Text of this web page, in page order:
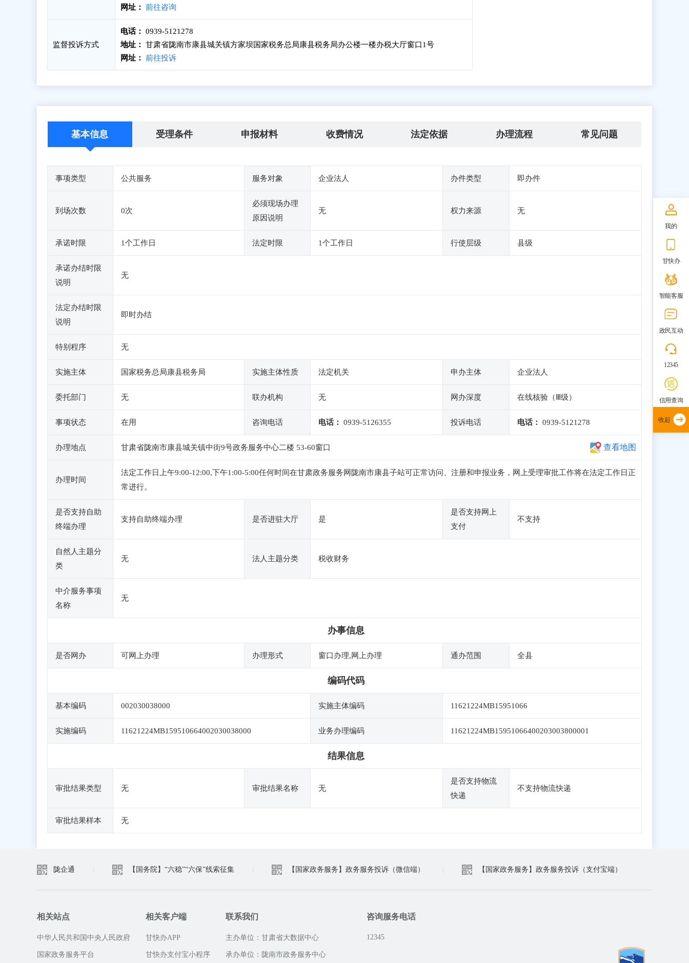
网址：
前往咨询
监督投诉方式
电话：
0939-5121278
地址：
甘肃省陇南市康县城关镇方家坝国家税务总局康县税务局办公楼一楼办税大厅窗口1号
网址：
前往投诉
基本信息 受理条件 申报材料 收费情况 法定依据 办理流程 常见问题
事项类型 公共服务 服务对象 企业法人 办件类型 即办件
到场次数 0次
必须现场办理
原因说明
无 权力来源 无
承诺时限 1个工作日 法定时限 1个工作日 行使层级 县级
承诺办结时限
说明
无
法定办结时限
说明
即时办结
特别程序 无
实施主体 国家税务总局康县税务局 实施主体性质 法定机关 申办主体 企业法人
委托部门 无 联办机构 无 网办深度 在线核验（Ⅲ级）
事项状态 在用 咨询电话 电话： 0939-5126355 投诉电话 电话： 0939-5121278
办理地点 甘肃省陇南市康县城关镇中街9号政务服务中心二楼 53-60窗口 查看地图
办理时间
法定工作日上午9:00-12:00,下午1:00-5:00任何时间在甘肃政务服务网陇南市康县子站可正常访问、注册和申报业务，网上受理审批工作将在法定工作日正
常进行。
是否支持自助
终端办理
支持自助终端办理 是否进驻大厅 是
是否支持网上
支付
不支持
自然人主题分
类
无 法人主题分类 税收财务
中介服务事项
名称
无
办事信息
是否网办 可网上办理 办理形式 窗口办理,网上办理 通办范围 全县
编码代码
基本编码 002030038000 实施主体编码 11621224MB15951066
实施编码 11621224MB159510664002030038000 业务办理编码 11621224MB15951066400203003800001
结果信息
审批结果类型 无 审批结果名称 无
是否支持物流
快递
不支持物流快递
审批结果样本 无
陇企通 【国务院】“六稳”“六保”线索征集 【国家政务服务】政务服务投诉（微信端） 【国家政务服务】政务服务投诉（支付宝端）
相关站点
中华人民共和国中央人民政府
国家政务服务平台
相关客户端
甘快办APP
甘快办支付宝小程序
联系我们
主办单位：甘肃省大数据中心
承办单位：陇南市政务服务中心
咨询服务电话
12345
我的
甘快办
智能客服
政民互动
12345
信用查询
收起